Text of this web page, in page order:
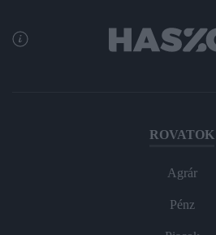
ROVATOK
Agrár
Pénz